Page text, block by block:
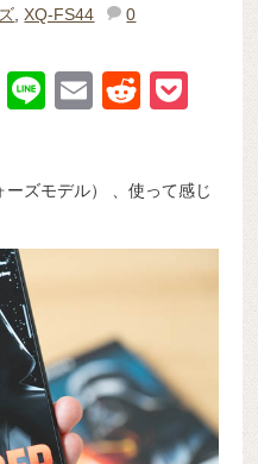
,XQ-FS44
0
M
Li
E
R
di
t
et
ズモデル） 、使って感じ